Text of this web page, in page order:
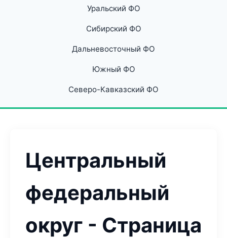
Уральский ФО
Сибирский ФО
Дальневосточный ФО
Южный ФО
Северо-Кавказский ФО
Центральный
федеральный
округ - Страница